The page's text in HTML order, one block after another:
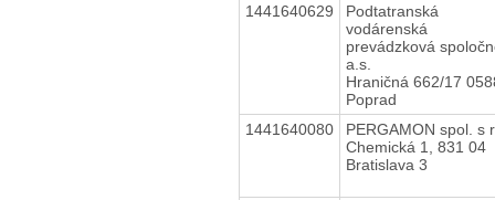
1441640629
Podtatranská
vodárenská
prevádzková
a.s.
Hraničná 662/17
Poprad
1441640080
PERGAMON spol. s
Chemická 1, 831 04
Bratislava 3